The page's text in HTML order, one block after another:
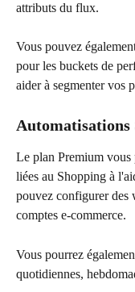
attributs du flux.
Vous pouvez
pour les buckets de
aider à segmenter vos
Automatisations
Le plan Premium vous
liées au Shopping à
pouvez configurer
comptes e-commerce.
Vous pourrez
quotidiennes,